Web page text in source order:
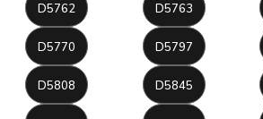
D5762 D5763
D5770 D5797
D5808 D5845